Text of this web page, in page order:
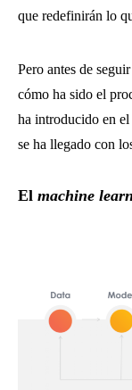
que redefinirán lo
Pero antes de
cómo ha sido el
ha introducido en
se ha llegado con
El machine